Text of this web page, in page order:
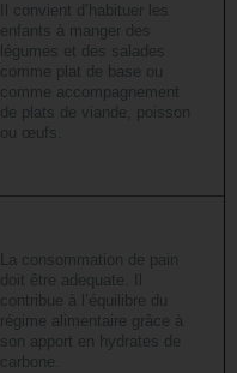
Il convient d’habituer les
enfants à manger des
légumes et des salades
comme plat de base ou
comme accompagnement
de plats de viande, poisson
ou œufs.
La consommation de pain
doit être adequate. Il
contribue à l’équilibre du
régime alimentaire grâce à
son apport en hydrates de
carbone.